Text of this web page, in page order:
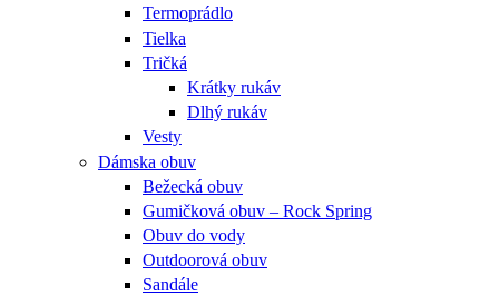
Termoprádlo
Tielka
Tričká
Krátky rukáv
Dlhý rukáv
Vesty
Dámska obuv
Bežecká obuv
Gumičková obuv – Rock Spring
Obuv do vody
Outdoorová obuv
Sandále